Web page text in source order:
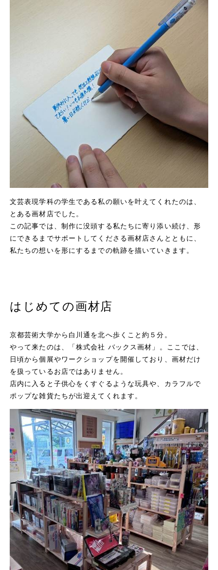
文芸表現学科の学生である私の願いを叶えてくれたのは、
とある画材店でした。
この記事では、制作に没頭する私たちに寄り添い続け、形
にできるまでサポートしてくださる画材店さんとともに、
私たちの想いを形にするまでの軌跡を描いていきます。
はじめての画材店
京都芸術大学から白川通を北へ歩くこと約５分。
やって来たのは、「株式会社 バックス画材」。ここでは、
日頃から個展やワークショップを開催しており、画材だけ
を扱っているお店ではありません。
店内に入ると子供心をくすぐるような玩具や、カラフルで
ポップな雑貨たちが出迎えてくれます。